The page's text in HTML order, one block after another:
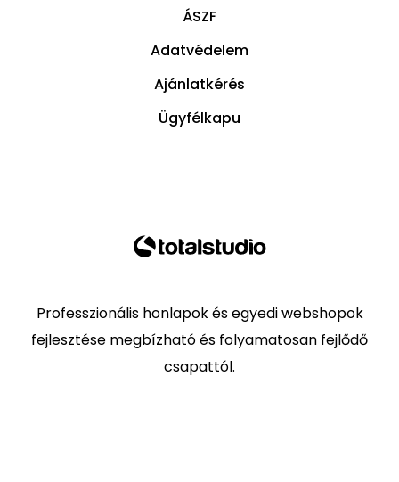
ÁSZF
Adatvédelem
Ajánlatkérés
Ügyfélkapu
Professzionális honlapok és egyedi webshopok
fejlesztése megbízható és folyamatosan fejlődő
csapattól.